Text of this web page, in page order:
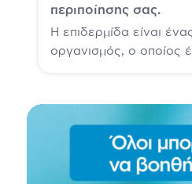
περιποίησης σας.
Η επιδερμίδα είναι
οργανισμός, ο οποίος